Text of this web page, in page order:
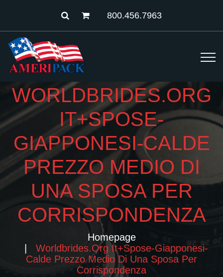
800.456.7963
WORLDBRIDES.ORG
IT+SPOSE-
GIAPPONESI-CALDE
PREZZO MEDIO DI
UNA SPOSA PER
CORRISPONDENZA
Homepage
Worldbrides.org It+spose-Giapponesi-
Calde Prezzo Medio Di Una Sposa Per
Corrispondenza